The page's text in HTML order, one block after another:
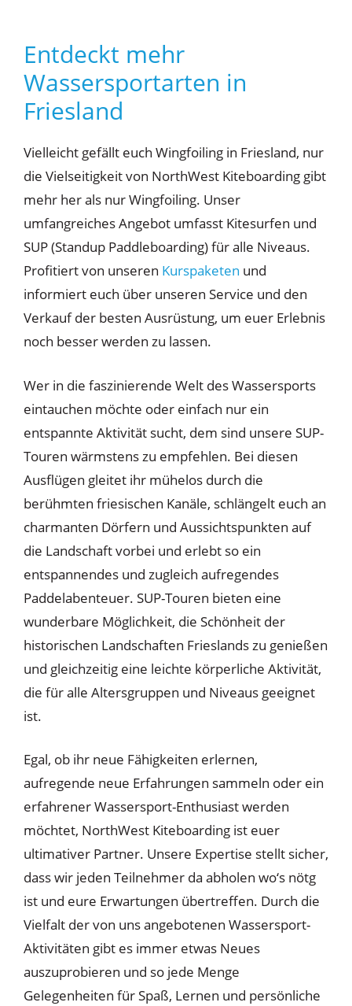
Entdeckt mehr
Wassersportarten in
Friesland
Vielleicht gefällt euch Wingfoiling in Friesland, nur
die Vielseitigkeit von NorthWest Kiteboarding gibt
mehr her als nur Wingfoiling. Unser
umfangreiches Angebot umfasst Kitesurfen und
SUP (Standup Paddleboarding) für alle Niveaus.
Profitiert von unseren Kurspaketen und
informiert euch über unseren Service und den
Verkauf der besten Ausrüstung, um euer Erlebnis
noch besser werden zu lassen.
Wer in die faszinierende Welt des Wassersports
eintauchen möchte oder einfach nur ein
entspannte Aktivität sucht, dem sind unsere SUP-
Touren wärmstens zu empfehlen. Bei diesen
Ausflügen gleitet ihr mühelos durch die
berühmten friesischen Kanäle, schlängelt euch an
charmanten Dörfern und Aussichtspunkten auf
die Landschaft vorbei und erlebt so ein
entspannendes und zugleich aufregendes
Paddelabenteuer. SUP-Touren bieten eine
wunderbare Möglichkeit, die Schönheit der
historischen Landschaften Frieslands zu genießen
und gleichzeitig eine leichte körperliche Aktivität,
die für alle Altersgruppen und Niveaus geeignet
ist.
Egal, ob ihr neue Fähigkeiten erlernen,
aufregende neue Erfahrungen sammeln oder ein
erfahrener Wassersport-Enthusiast werden
möchtet, NorthWest Kiteboarding ist euer
ultimativer Partner. Unsere Expertise stellt sicher,
dass wir jeden Teilnehmer da abholen wo‘s nötg
ist und eure Erwartungen übertreffen. Durch die
Vielfalt der von uns angebotenen Wassersport-
Aktivitäten gibt es immer etwas Neues
auszuprobieren und so jede Menge
Gelegenheiten für Spaß, Lernen und persönliche